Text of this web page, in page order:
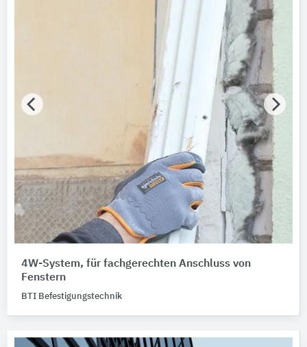
4W-System, für fachgerechten Anschluss von
Fenstern
BTI Befestigungstechnik